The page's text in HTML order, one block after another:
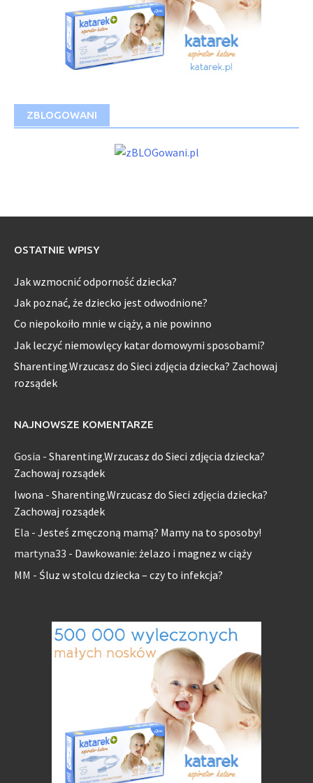
ZBLOGOWANI
OSTATNIE WPISY
Jak wzmocnić odporność dziecka?
Jak poznać, że dziecko jest odwodnione?
Co niepokoiło mnie w ciąży, a nie powinno
Jak leczyć niemowlęcy katar domowymi sposobami?
Sharenting.Wrzucasz do Sieci zdjęcia dziecka? Zachowaj
rozsądek
NAJNOWSZE KOMENTARZE
Gosia - Sharenting.Wrzucasz do Sieci zdjęcia dziecka?
Zachowaj rozsądek
Iwona - Sharenting.Wrzucasz do Sieci zdjęcia dziecka?
Zachowaj rozsądek
Ela - Jesteś zmęczoną mamą? Mamy na to sposoby!
martyna33 - Dawkowanie: żelazo i magnez w ciąży
MM - Śluz w stolcu dziecka – czy to infekcja?